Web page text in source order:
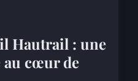
Hautrail : une
au cœur de